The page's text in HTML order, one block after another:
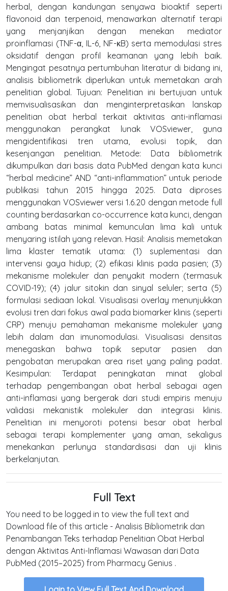
herbal, dengan kandungan senyawa bioaktif seperti
flavonoid dan terpenoid, menawarkan alternatif terapi
yang menjanjikan dengan menekan mediator
proinflamasi (TNF-α, IL-6, NF-κB) serta memodulasi stres
oksidatif dengan profil keamanan yang lebih baik.
Mengingat pesatnya pertumbuhan literatur di bidang ini,
analisis bibliometrik diperlukan untuk memetakan arah
penelitian global. Tujuan: Penelitian ini bertujuan untuk
memvisualisasikan dan menginterpretasikan lanskap
penelitian obat herbal terkait aktivitas anti-inflamasi
menggunakan perangkat lunak VOSviewer, guna
mengidentifikasi tren utama, evolusi topik, dan
kesenjangan penelitian. Metode: Data bibliometrik
dikumpulkan dari basis data PubMed dengan kata kunci
“herbal medicine” AND “anti-inflammation” untuk periode
publikasi tahun 2015 hingga 2025. Data diproses
menggunakan VOSviewer versi 1.6.20 dengan metode full
counting berdasarkan co-occurrence kata kunci, dengan
ambang batas minimal kemunculan lima kali untuk
menyaring istilah yang relevan. Hasil: Analisis memetakan
lima klaster tematik utama: (1) suplementasi dan
intervensi gaya hidup; (2) efikasi klinis pada pasien; (3)
mekanisme molekuler dan penyakit modern (termasuk
COVID-19); (4) jalur sitokin dan sinyal seluler; serta (5)
formulasi sediaan lokal. Visualisasi overlay menunjukkan
evolusi tren dari fokus awal pada biomarker klinis (seperti
CRP) menuju pemahaman mekanisme molekuler yang
lebih dalam dan imunomodulasi. Visualisasi densitas
menegaskan bahwa topik seputar pasien dan
pengobatan merupakan area riset yang paling padat.
Kesimpulan: Terdapat peningkatan minat global
terhadap pengembangan obat herbal sebagai agen
anti-inflamasi yang bergerak dari studi empiris menuju
validasi mekanistik molekuler dan integrasi klinis.
Penelitian ini menyoroti potensi besar obat herbal
sebagai terapi komplementer yang aman, sekaligus
menekankan perlunya standardisasi dan uji klinis
berkelanjutan.
Full Text
You need to be logged in to view the full text and
Download file of this article - Analisis Bibliometrik dan
Penambangan Teks terhadap Penelitian Obat Herbal
dengan Aktivitas Anti-Inflamasi Wawasan dari Data
PubMed (2015–2025) from Pharmacy Genius .